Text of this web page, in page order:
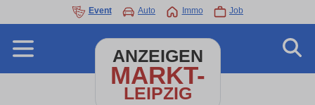
Event Auto Immo Job
ANZEIGEN
MARKT-
LEIPZIG